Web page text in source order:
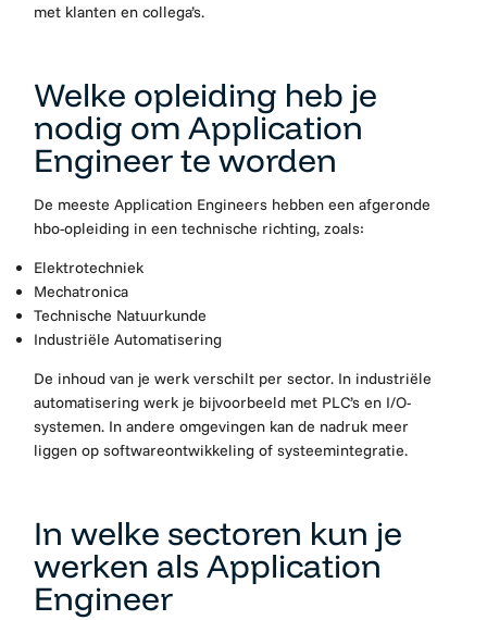
met klanten en collega’s.
Welke opleiding heb je
nodig om Application
Engineer te worden
De meeste Application Engineers hebben een afgeronde
hbo-opleiding in een technische richting, zoals:
Elektrotechniek
Mechatronica
Technische Natuurkunde
Industriële Automatisering
De inhoud van je werk verschilt per sector. In industriële
automatisering werk je bijvoorbeeld met PLC’s en I/O-
systemen. In andere omgevingen kan de nadruk meer
liggen op softwareontwikkeling of systeemintegratie.
In welke sectoren kun je
werken als Application
Engineer